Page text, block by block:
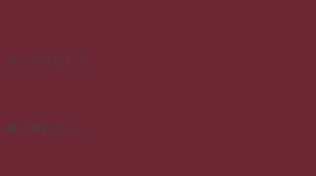
マックス忙しく
家に帰れない。